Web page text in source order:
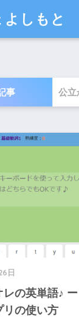
しもと
事 公立
日
レの英単語♪
リの使い方